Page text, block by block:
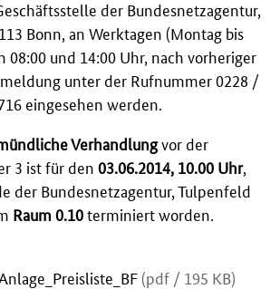
der Bundesnetzagentur,
Bonn, an Werktagen (Montag bis
08:00 und 14:00 Uhr, nach vorheriger
unter der Rufnummer 0228 /
eingesehen werden.
Verhandlungvor der
3 ist für den 03.06.2014, 10.00 Uhr,
der Bundesnetzagentur, Tulpenfeld
Raum 0.10terminiert worden.
(pdf / 195 KB)